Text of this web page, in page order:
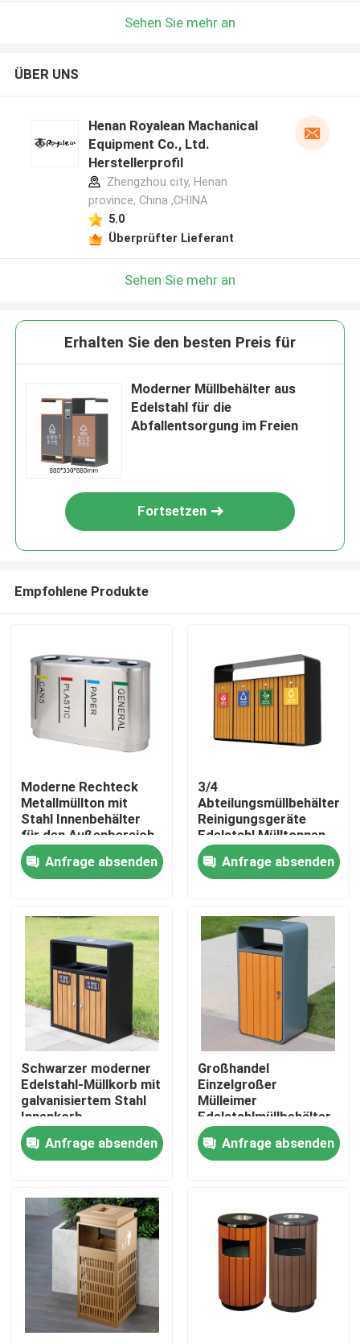
Haus
Produkte
Über uns
Fabrik-Ausflug
Qualitätskontrolle
Kontaktiere uns
Fordern Sie ein Zitat
Dekorative Metallverarbeitung
Dekorative Metallskulptur
Sehen Sie mehr an
ÜBER UNS
Henan Royalean Machanical
Equipment Co., Ltd.
Herstellerprofil
Zhengzhou city, Henan
province, China ,CHINA
5.0
Überprüfter Lieferant
Sehen Sie mehr an
Erhalten Sie den besten Preis für
Moderner Müllbehälter aus
Edelstahl für die
Abfallentsorgung im Freien
Fortsetzen
Empfohlene Produkte
Moderne Rechteck
Metallmüllton mit
Stahl Innenbehälter
für den Außenbereich
Anfrage absenden
3/4
Abteilungsmüllbehälter
Reinigungsgeräte
Edelstahl Mülltonnen
Anfrage absenden
Schwarzer moderner
Edelstahl-Müllkorb mit
galvanisiertem Stahl
Innenkorb
Anfrage absenden
Großhandel
Einzelgroßer
Mülleimer
Edelstahlmüllbehälter
mit Schloss
Anfrage absenden